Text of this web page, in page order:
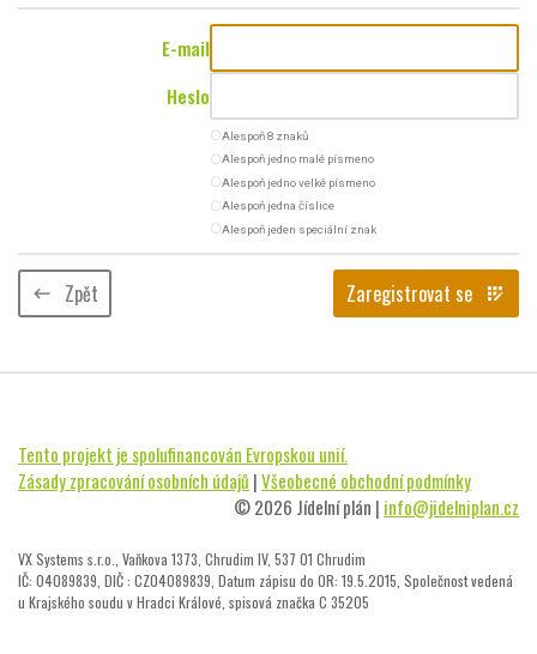
E-mail
Heslo
radio_button_uncheckedAlespoň 8 znaků
radio_button_uncheckedAlespoň jedno malé písmeno
radio_button_uncheckedAlespoň jedno velké písmeno
radio_button_uncheckedAlespoň jedna číslice
radio_button_uncheckedAlespoň jeden speciální znak
keyboard_backspace Zpět Zaregistrovat se app_registration
Tento projekt je spolufinancován Evropskou unií.
Zásady zpracování osobních údajů |Všeobecné obchodní podmínky
© 2026 Jídelní plán | info@jidelniplan.cz
VX Systems s.r.o., Vaňkova 1373, Chrudim IV, 537 01 Chrudim
IČ: 04089839, DIČ : CZ04089839, Datum zápisu do OR: 19.5.2015, Společnost vedená
u Krajského soudu v Hradci Králové, spisová značka C 35205